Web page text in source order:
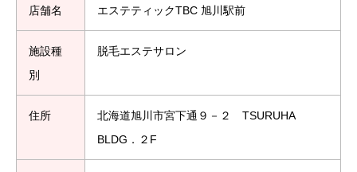
店舗名 エステティックTBC 旭川駅前
施設種
別
脱毛エステサロン
住所
北海道旭川市宮下通９－２ TSURUHA
BLDG．２F